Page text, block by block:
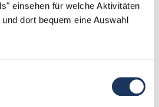
einsehen für welche Aktivitäten
dort bequem eine Auswahl
44